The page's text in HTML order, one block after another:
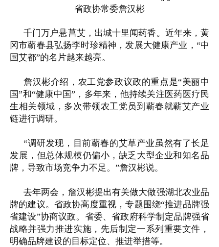
省政协常委詹汉彬
千门万户悬菖艾，出城十里闻药香。近年来，黄
冈市蕲春县弘扬李时珍精神，发展大健康产业，“中
国艾都”的名片越来越亮。
詹汉彬介绍，农工党参政议政的重点是“美丽中
国”和“健康中国”，多年来，他持续关注医药医疗民
生相关领域，多次带领农工党员到蕲春就蕲艾产业
链进行调研。
“调研发现，目前蕲春的艾草产业虽然有了长足
发展，但总体规模仍偏小，缺乏大型企业和知名品
牌，导致市场竞争力不足。”詹汉彬说。
去年两会，詹汉彬提出有关做大做强湖北农业品
牌的建议。省政协高度重视，专题围绕“推进品牌强
省建设”协商议政。省委、省政府科学制定品牌强省
战略并强力推进实施，先后制定一系列重要文件，
明确品牌建设的目标定位、推进举措等。